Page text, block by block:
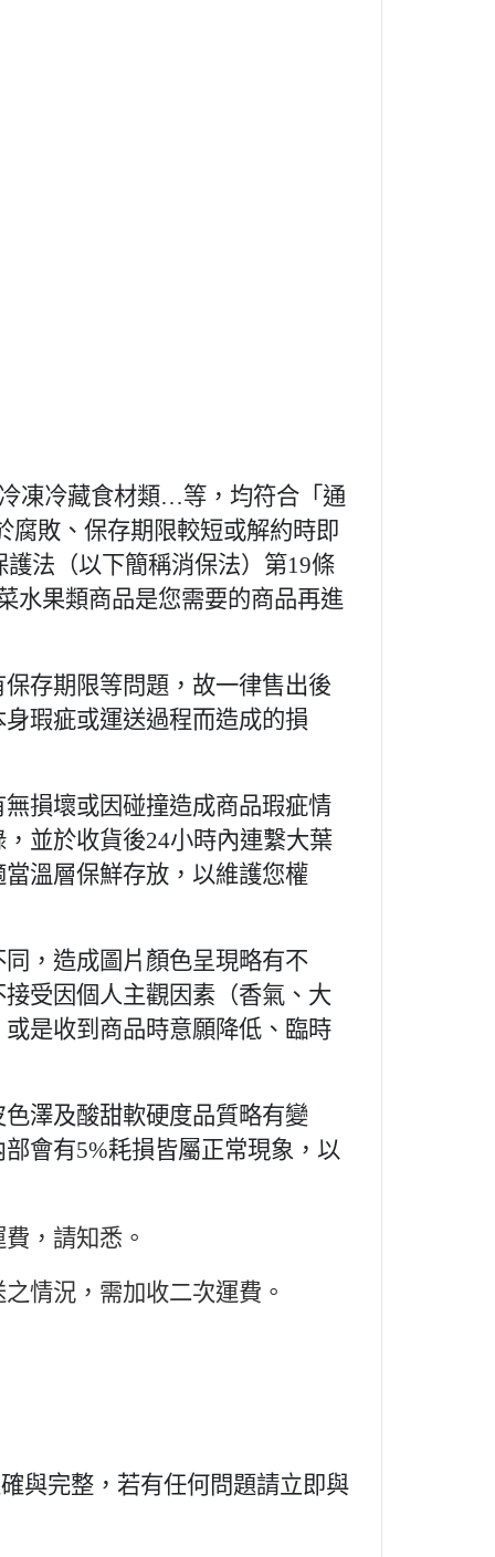
凍冷藏食材類…等，均符合「通
腐敗、保存期限較短或解約時即
法（以下簡稱消保法）第19條
水果類商品是您需要的商品再進
存期限等問題，故一律售出後
瑕疵或運送過程而造成的損
損壞或因碰撞造成商品瑕疵情
並於收貨後24小時內連繫大葉
溫層保鮮存放，以維護您權
，造成圖片顏色呈現略有不
受因個人主觀因素（香氣、大
是收到商品時意願降低、臨時
澤及酸甜軟硬度品質略有變
會有5%耗損皆屬正常現象，以
，請知悉。
情況，需加收二次運費。
與完整，若有任何問題請立即與